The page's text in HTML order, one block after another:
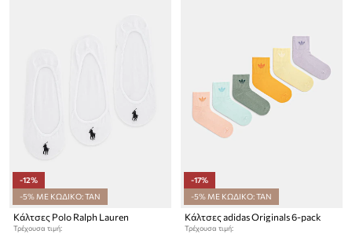
-12%
-5% ΜΕ ΚΩΔΙΚΟ: TAN
Κάλτσες Polo Ralph Lauren
Τρέχουσα τιμή:
-17%
-5% ΜΕ ΚΩΔΙΚΟ: TAN
Κάλτσες adidas Originals 6-pack
Τρέχουσα τιμή: